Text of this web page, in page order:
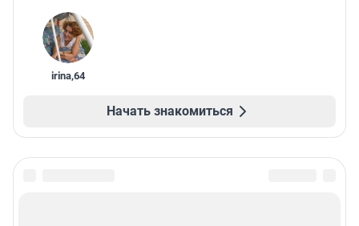
irina,64
Начать знакомиться